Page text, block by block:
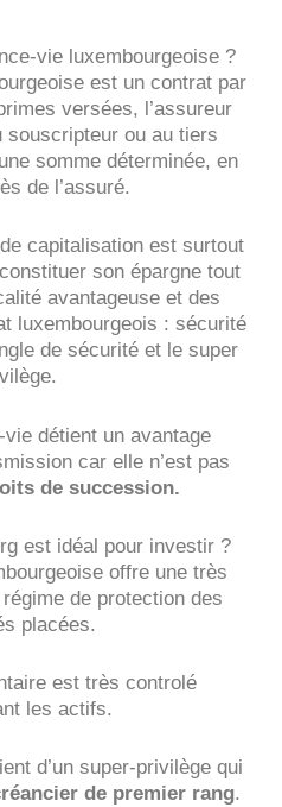
vie luxembourgeoise ?
est un contrat par
versées, l’assureur
souscripteur ou au tiers
somme déterminée, en
de l’assuré.
capitalisation est surtout
son épargne tout
avantageuse et des
luxembourgeois : sécurité
de sécurité et le super
vie détient un avantage
car elle n’est pas
de succession.
est idéal pour investir ?
offre une très
de protection des
placées.
est très controlé
les actifs.
d’un super-privilège qui
de premier rang.